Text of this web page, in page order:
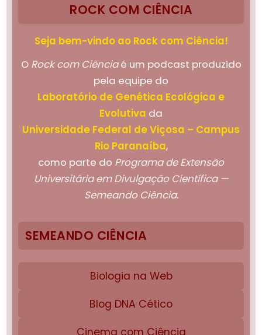
ROCK COM CIÊNCIA
Seja bem-vindo ao Rock com Ciência!
O Rock com Ciênciaé um podcast produzido
pela equipe do
Laboratório de Genética Ecológica e
Evolutiva da
Universidade Federal de Viçosa – Campus
Rio Paranaíba,
como parte do Programa de Extensão
Universitária em Divulgação Científica —
Semeando Ciência.
SEMEANDO CIÊNCIA
Biologia na Web
Blog DNA Cético
Cinema com Ciência